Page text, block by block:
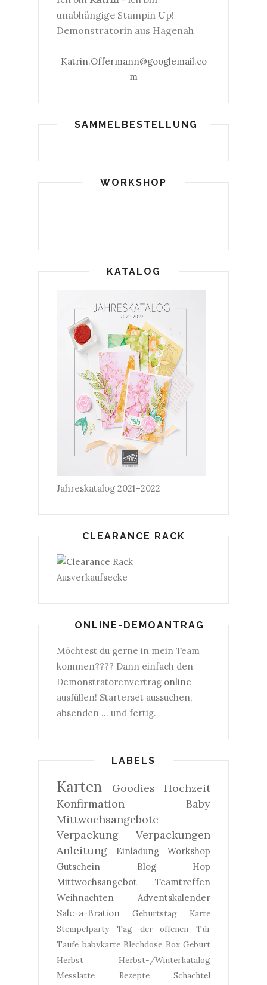
unabhängige Stampin Up!
Demonstratorin aus Hagenah
Katrin.Offermann@googlemail.co
m
SAMMELBESTELLUNG
WORKSHOP
KATALOG
Jahreskatalog 2021–2022
CLEARANCE RACK
Ausverkaufsecke
ONLINE-DEMOANTRAG
Möchtest du gerne in mein Team
kommen???? Dann einfach den
Demonstratorenvertrag online
ausfüllen! Starterset aussuchen,
absenden ... und fertig.
LABELS
Karten Goodies
Hochzeit
Konfirmation
Baby
Mittwochsangebote
Verpackung
Verpackungen
Anleitung
Einladung
Workshop
Gutschein
Blog Hop
Mittwochsangebot
Teamtreffen
Weihnachten
Adventskalender
Sale-a-Bration
Geburtstag
Karte
Stempelparty
Tag der offenen Tür
Taufe babykarte Blechdose Box Geburt
Herbst
Herbst-/Winterkatalog
Messlatte
Rezepte
Schachtel